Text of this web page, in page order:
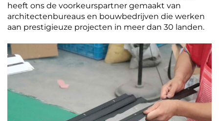
heeft ons de voorkeurspartner gemaakt van
architectenbureaus en bouwbedrijven die werken
aan prestigieuze projecten in meer dan 30 landen.